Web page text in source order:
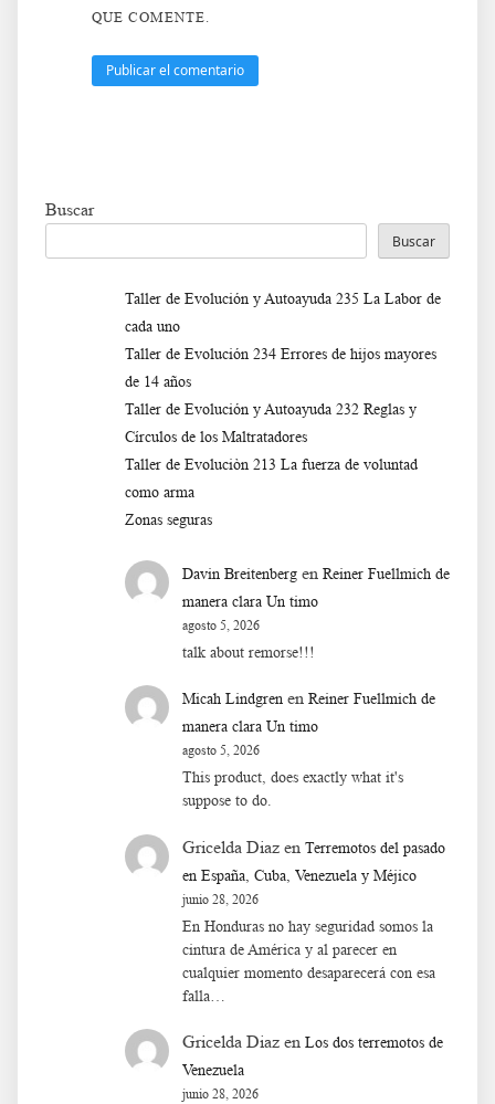
QUE COMENTE.
Buscar
Buscar
Taller de Evolución y Autoayuda 235 La Labor de
cada uno
Taller de Evolución 234 Errores de hijos mayores
de 14 años
Taller de Evolución y Autoayuda 232 Reglas y
Círculos de los Maltratadores
Taller de Evoluciòn 213 La fuerza de voluntad
como arma
Zonas seguras
Davin Breitenberg en Reiner Fuellmich de
manera clara Un timo
agosto 5, 2026
talk about remorse!!!
Micah Lindgren en Reiner Fuellmich de
manera clara Un timo
agosto 5, 2026
This product, does exactly what it's
suppose to do.
Gricelda Diaz en Terremotos del pasado
en España, Cuba, Venezuela y Méjico
junio 28, 2026
En Honduras no hay seguridad somos la
cintura de América y al parecer en
cualquier momento desaparecerá con esa
falla…
Gricelda Diaz en Los dos terremotos de
Venezuela
junio 28, 2026